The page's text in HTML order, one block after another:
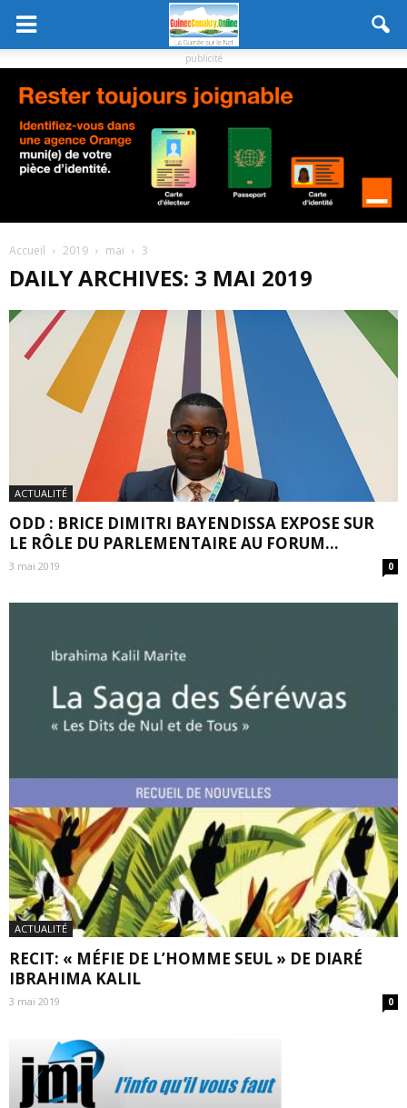
publicité
Accueil 2019 mai 3
DAILY ARCHIVES: 3 MAI 2019
ACTUALITÉ
ODD : BRICE DIMITRI BAYENDISSA EXPOSE SUR
LE RÔLE DU PARLEMENTAIRE AU FORUM...
3 mai 2019 0
ACTUALITÉ
RECIT: « MÉFIE DE L’HOMME SEUL » DE DIARÉ
IBRAHIMA KALIL
3 mai 2019 0